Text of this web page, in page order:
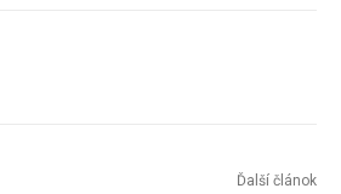
Ďalší článok